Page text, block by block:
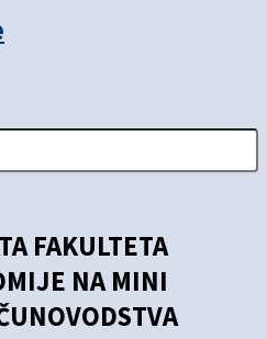
FAKULTETA
NA MINI